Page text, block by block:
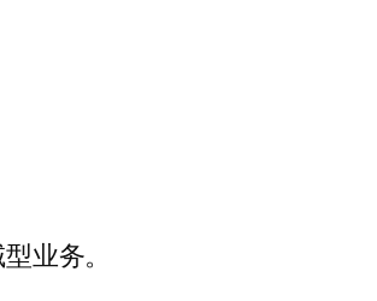
业务。